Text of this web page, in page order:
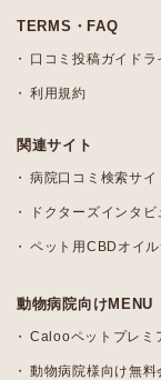
TERMS・FAQ
口コミ投稿ガイドラ
利用規約
関連サイト
病院口コミ検索サ
ドクターズインタビ
ペット用CBDオイ
動物病院向けMENU
Calooペットプレミ
動物病院様向け無料